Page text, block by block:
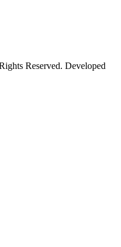
Reserved. Developed